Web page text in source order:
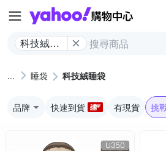
科技絨睡
睡袋 科技絨睡袋
品牌 快速到貨 有現貨 挑